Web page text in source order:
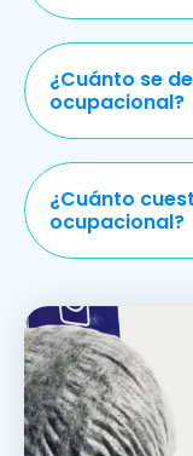
¿Cuánto se
ocupacional?
¿Cuánto
ocupacional?